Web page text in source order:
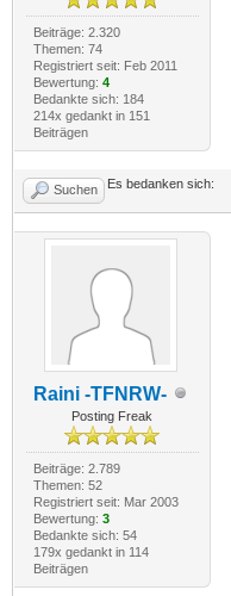
Beiträge: 2.320
Themen: 74
Registriert seit: Feb 2011
Bewertung: 4
Bedankte sich: 184
214x gedankt in 151
Beiträgen
Suchen Es bedanken sich:
Raini -TFNRW-
Posting Freak
Beiträge: 2.789
Themen: 52
Registriert seit: Mar 2003
Bewertung: 3
Bedankte sich: 54
179x gedankt in 114
Beiträgen